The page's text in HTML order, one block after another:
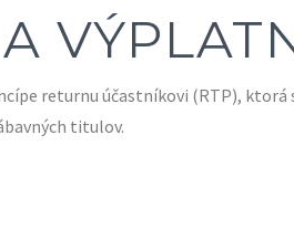
returnu účastníkovi (RTP), ktorá
titulov.